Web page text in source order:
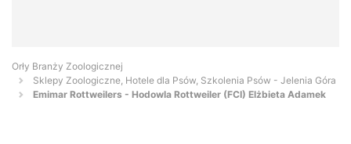
Orły Branży Zoologicznej
Sklepy Zoologiczne, Hotele dla Psów, Szkolenia Psów - Jelenia Góra
Emimar Rottweilers - Hodowla Rottweiler (FCI) Elżbieta Adamek